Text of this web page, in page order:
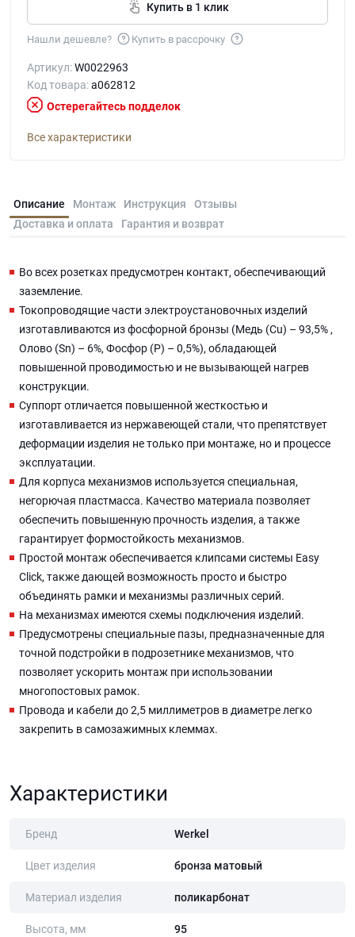
Купить в 1 клик
Нашли дешевле? Купить в рассрочку
Артикул:W0022963
Код товара:a062812
Остерегайтесь подделок
Все характеристики
Описание Монтаж Инструкция
Отзывы
Доставка и оплата
Гарантия и возврат
Во всех розетках предусмотрен контакт, обеспечивающий
заземление.
Токопроводящие части электроустановочных изделий
изготавливаются из фосфорной бронзы (Медь (Cu) – 93,5% ,
Олово (Sn) – 6%, Фосфор (P) – 0,5%), обладающей
повышенной проводимостью и не вызывающей нагрев
конструкции.
Суппорт отличается повышенной жесткостью и
изготавливается из нержавеющей стали, что препятствует
деформации изделия не только при монтаже, но и процессе
эксплуатации.
Для корпуса механизмов используется специальная,
негорючая пластмасса. Качество материала позволяет
обеспечить повышенную прочность изделия, а также
гарантирует формостойкость механизмов.
Простой монтаж обеспечивается клипсами системы Easy
Click, также дающей возможность просто и быстро
объединять рамки и механизмы различных серий.
На механизмах имеются схемы подключения изделий.
Предусмотрены специальные пазы, предназначенные для
точной подстройки в подрозетнике механизмов, что
позволяет ускорить монтаж при использовании
многопостовых рамок.
Провода и кабели до 2,5 миллиметров в диаметре легко
закрепить в самозажимных клеммах.
Характеристики
Бренд Werkel
Цвет изделия бронза матовый
Материал изделия поликарбонат
Высота, мм 95